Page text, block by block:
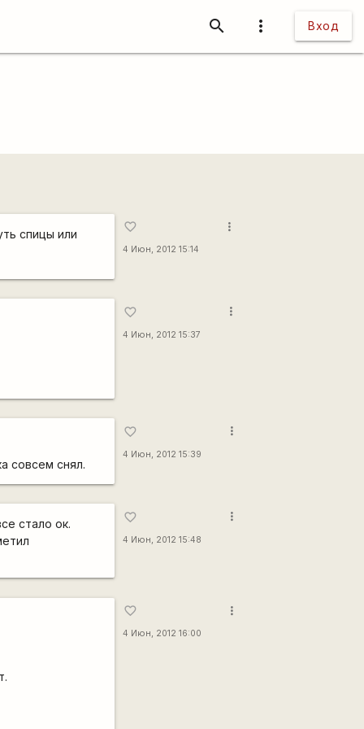
more_vert Вход
search
спицы или
favorite_border
4 Июн, 2012 15:14
more_vert
favorite_border
4 Июн, 2012 15:37
more_vert
совсем снял.
favorite_border
4 Июн, 2012 15:39
more_vert
стало ок.
favorite_border
4 Июн, 2012 15:48
more_vert
favorite_border
4 Июн, 2012 16:00
more_vert